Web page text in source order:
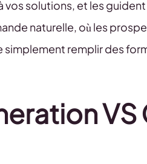
vos solutions, et les
naturelle, où les
remplir des